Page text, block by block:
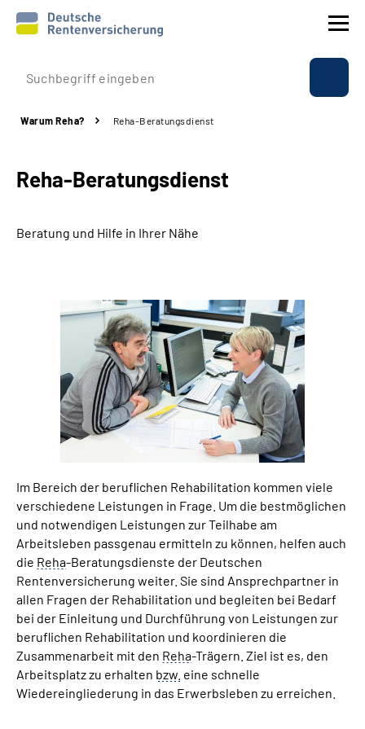
Prävention
Rente
Beratung & Kontakt
Über uns & Presse
Online-Services
Suche
Language
Inhalte in Gebärdensprache (DGS)
Leichte Sprache
Mein Kundenportal
Warum Reha? Reha-Beratungsdienst
Reha-Beratungsdienst
Beratung und Hilfe in Ihrer Nähe
Im Bereich der beruflichen Rehabilitation kommen viele
verschiedene Leistungen in Frage. Um die bestmöglichen
und notwendigen Leistungen zur Teilhabe am
Arbeitsleben passgenau ermitteln zu können, helfen auch
die Reha-Beratungsdienste der Deutschen
Rentenversicherung weiter. Sie sind Ansprechpartner in
allen Fragen der Rehabilitation und begleiten bei Bedarf
bei der Einleitung und Durchführung von Leistungen zur
beruflichen Rehabilitation und koordinieren die
Zusammenarbeit mit den Reha-Trägern. Ziel ist es, den
Arbeitsplatz zu erhalten bzw. eine schnelle
Wiedereingliederung in das Erwerbsleben zu erreichen.